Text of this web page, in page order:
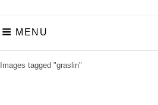
MENU
Images tagged "graslin"